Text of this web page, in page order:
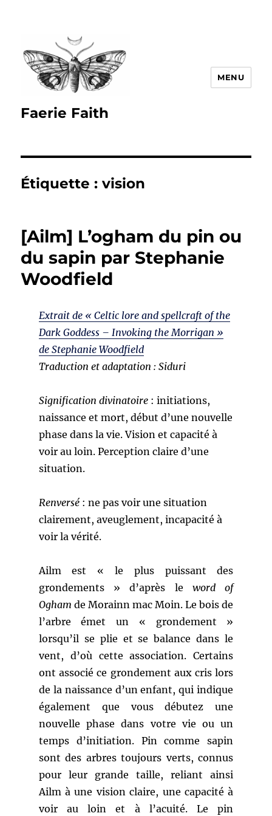
Faerie Faith
MENU
Étiquette :vision
[Ailm] L’ogham du pin ou
du sapin par Stephanie
Woodfield
Extrait de « Celtic lore and spellcraft of the
Dark Goddess – Invoking the Morrigan »
de Stephanie Woodfield
Traduction et adaptation : Siduri
Signification divinatoire: initiations,
naissance et mort, début d’une nouvelle
phase dans la vie. Vision et capacité à
voir au loin. Perception claire d’une
situation.
Renversé : ne pas voir une situation
clairement, aveuglement, incapacité à
voir la vérité.
Ailm est « le plus puissant des
grondements » d’après leword of
Ogham de Morainn mac Moin. Le bois de
l’arbre émet un « grondement »
lorsqu’il se plie et se balance dans le
vent, d’où cette association. Certains
ont associé ce grondement aux cris lors
de la naissance d’un enfant, qui indique
également que vous débutez une
nouvelle phase dans votre vie ou un
temps d’initiation. Pin comme sapin
sont des arbres toujours verts, connus
pour leur grande taille, reliant ainsi
Ailm à une vision claire, une capacité à
voir au loin et à l’acuité. Le pin